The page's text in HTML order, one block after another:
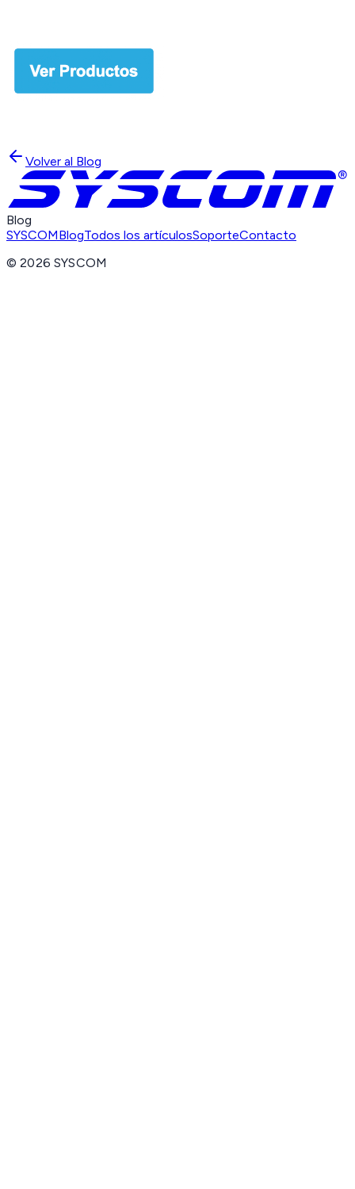
Volver al Blog
Blog
SYSCOMBlogTodos los artículosSoporteContacto
©2026 SYSCOM